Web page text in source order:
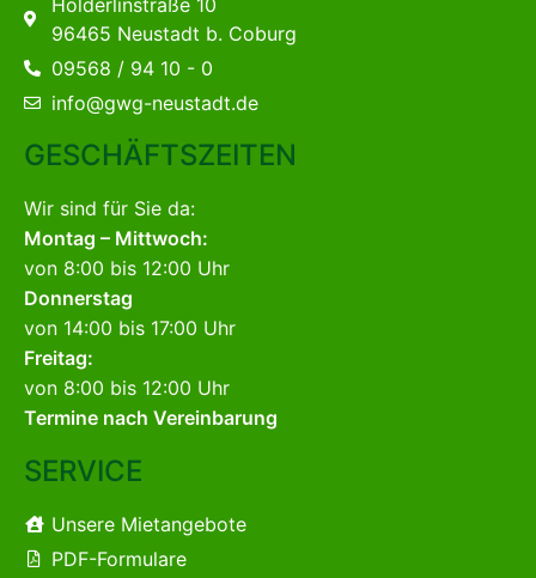
96465 Neustadt b. Coburg
09568 / 94 10 - 0
info@gwg-neustadt.de
GESCHÄFTSZEITEN
Wir sind für Sie da:
Montag – Mittwoch:
von 8:00 bis 12:00 Uhr
Donnerstag
von 14:00 bis 17:00 Uhr
Freitag:
von 8:00 bis 12:00 Uhr
Termine nach Vereinbarung
SERVICE
Unsere Mietangebote
PDF-Formulare